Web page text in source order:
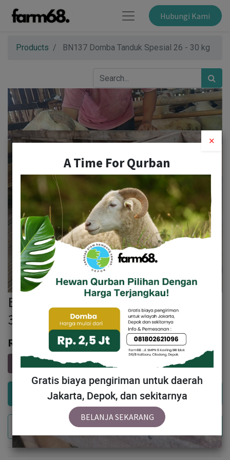
Hubungi Kami
Products BN137 Domba Tanduk Spesial 26 - 30 kg
BN137 Domba Tanduk Spesial 26 -
30 kg
Rp 3,036,000
Add to Cart
Buy Now
×
A Time For Qurban
Gratis biaya pengiriman untuk daerah
Jakarta, Depok, dan sekitarnya
BELANJA SEKARANG